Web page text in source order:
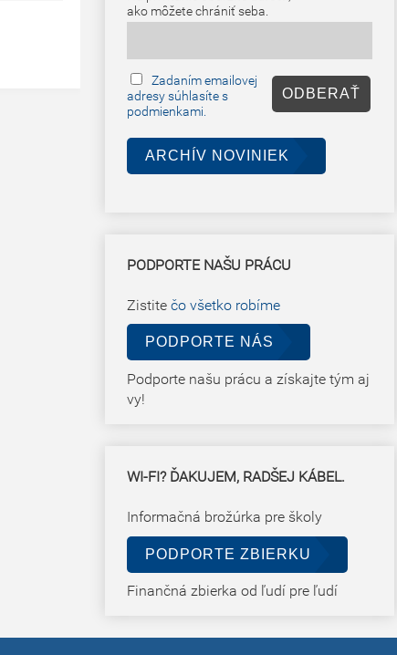
ako môžete chrániť seba.
Zadaním emailovej
adresy súhlasíte s
podmienkami.
ARCHÍV NOVINIEK
PODPORTE NAŠU PRÁCU
Zistite čo všetko robíme
PODPORTE NÁS
Podporte našu prácu a získajte tým aj
vy!
WI-FI? ĎAKUJEM, RADŠEJ KÁBEL.
Informačná brožúrka pre školy
PODPORTE ZBIERKU
Finančná zbierka od ľudí pre ľudí